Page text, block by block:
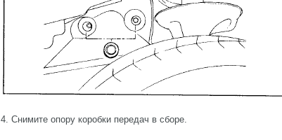
4. Снимите опору коробки передач в сборе.